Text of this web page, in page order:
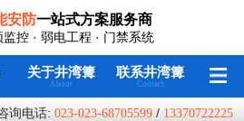
安防一站式方案服务商
监控 · 弱电工程 · 门禁系统
关于井湾篝
About
联系井湾篝
Contact
询电话:023-023-68705599 / 13370722225